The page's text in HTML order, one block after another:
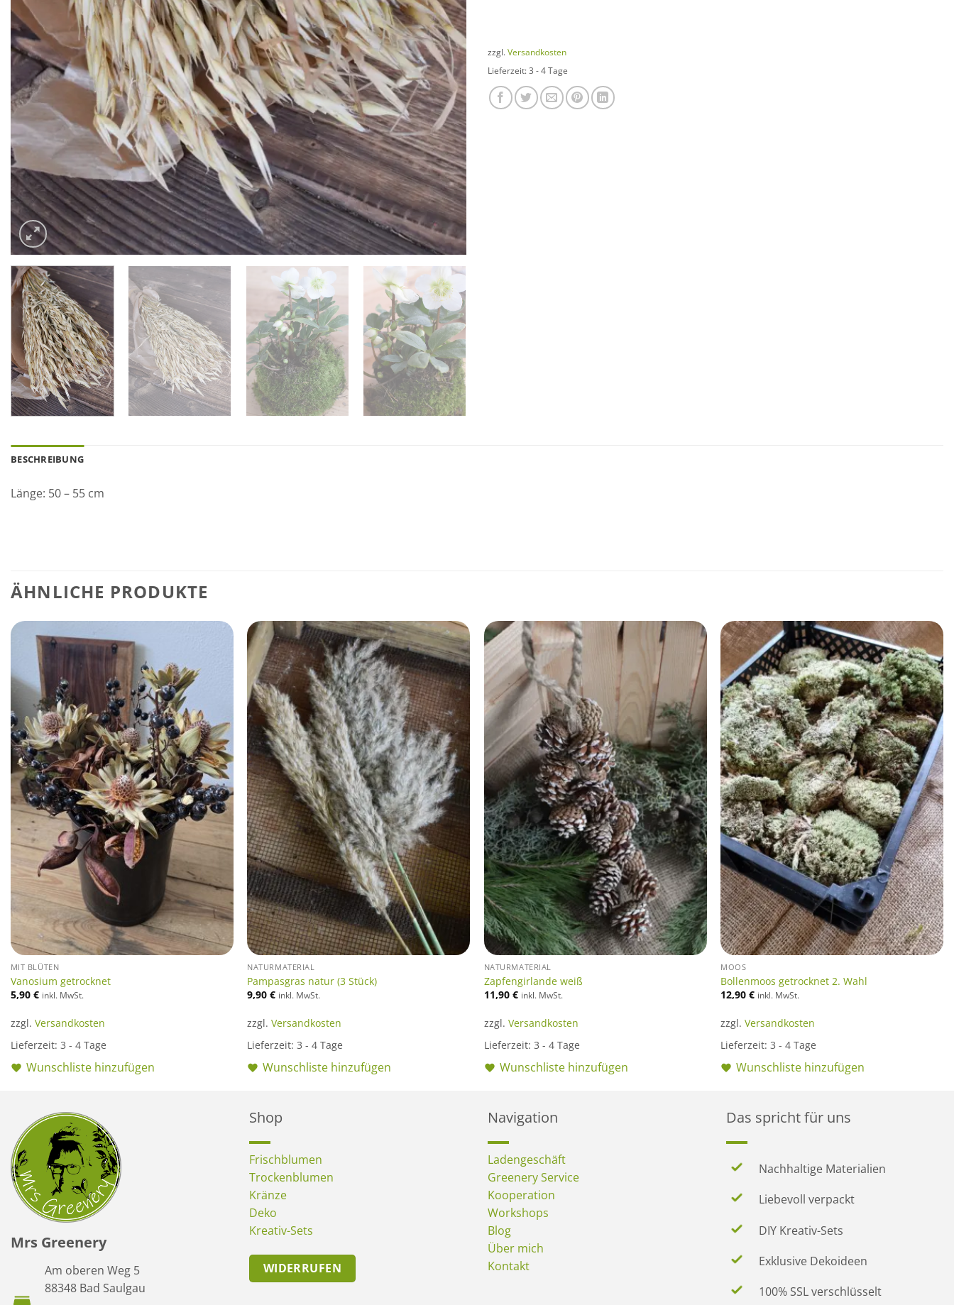
zzgl. Versandkosten
Lieferzeit: 3 - 4 Tage
BESCHREIBUNG
Länge: 50 – 55 cm
ÄHNLICHE PRODUKTE
MIT BLÜTEN
Vanosium getrocknet
5,90 € inkl. MwSt.
zzgl. Versandkosten
Lieferzeit: 3 - 4 Tage
Wunschliste hinzufügen
NATURMATERIAL
Pampasgras natur (3 Stück)
9,90€ inkl. MwSt.
zzgl.Versandkosten
Lieferzeit:3 - 4 Tage
Wunschliste hinzufügen
NATURMATERIAL
Zapfengirlande weiß
11,90 € inkl. MwSt.
zzgl. Versandkosten
Lieferzeit: 3 - 4 Tage
Wunschliste hinzufügen
MOOS
Bollenmoos getrocknet 2. Wahl
12,90€ inkl. MwSt.
zzgl.Versandkosten
Lieferzeit:3 - 4 Tage
Wunschliste hinzufügen
Mrs Greenery
Am oberen Weg 5
88348 Bad Saulgau
Shop
Frischblumen
Trockenblumen
Kränze
Deko
Kreativ-Sets
WIDERRUFEN
Navigation
Ladengeschäft
Greenery Service
Kooperation
Workshops
Blog
Über mich
Kontakt
Das spricht für uns
Nachhaltige Materialien
Liebevoll verpackt
DIY Kreativ-Sets
Exklusive Dekoideen
100% SSL verschlüsselt